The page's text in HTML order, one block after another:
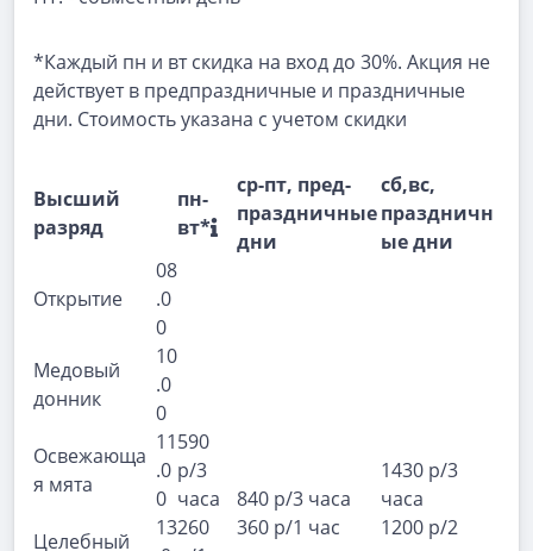
*Каждый пн и вт скидка на вход до 30%. Акция не
действует в предпраздничные и праздничные
дни. Стоимость указана с учетом скидки
Высший
разряд
пн-
вт*
ср-пт, пред-
праздничные
дни
сб,вс,
праздничн
ые дни
Открытие
08
.0
0
590
р/3
часа
260
840 р/3 часа
360 р/1 час
1430 р/3
часа
1200 р/2
Медовый
донник
10
.0
0
Освежающа
я мята
11
.0
0
Целебный
13